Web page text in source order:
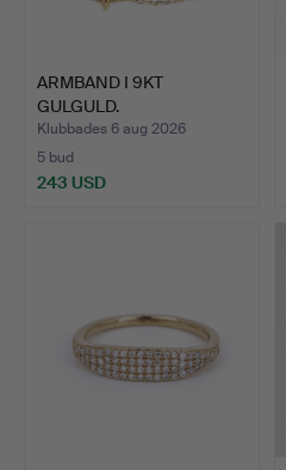
ARMBAND I 9KT
GULGULD.
Klubbades 6 aug 2026
5 bud
243 USD